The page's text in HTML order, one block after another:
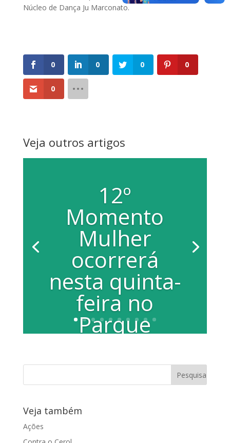
Núcleo de Dança Ju Marconato.
0 0 0 0
0
Veja outros artigos
12º
Momento
Mulher
ocorrerá
nesta quinta-
feira no
Parque
Por Francisco de Assis Bergamin Nesta
Veja também
Ações